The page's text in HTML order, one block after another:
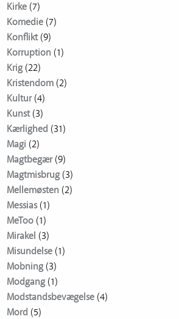
Kirke (7)
Komedie (7)
Konflikt(9)
Korruption (1)
Krig(22)
Kristendom (2)
Kultur(4)
Kunst(3)
Kærlighed (31)
Magi (2)
Magtbegær(9)
Magtmisbrug(3)
Mellemøsten (2)
Messias(1)
MeToo (1)
Mirakel (3)
Misundelse (1)
Mobning(3)
Modgang(1)
Modstandsbevægelse (4)
Mord (5)